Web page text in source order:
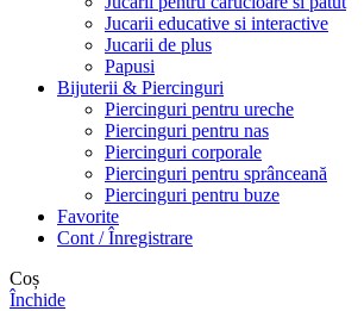
Jucarii educative si interactive
Jucarii de plus
Papusi
Bijuterii & Piercinguri
Piercinguri pentru ureche
Piercinguri pentru nas
Piercinguri corporale
Piercinguri pentru sprânceană
Piercinguri pentru buze
Favorite
Cont / Înregistrare
Coș
Închide